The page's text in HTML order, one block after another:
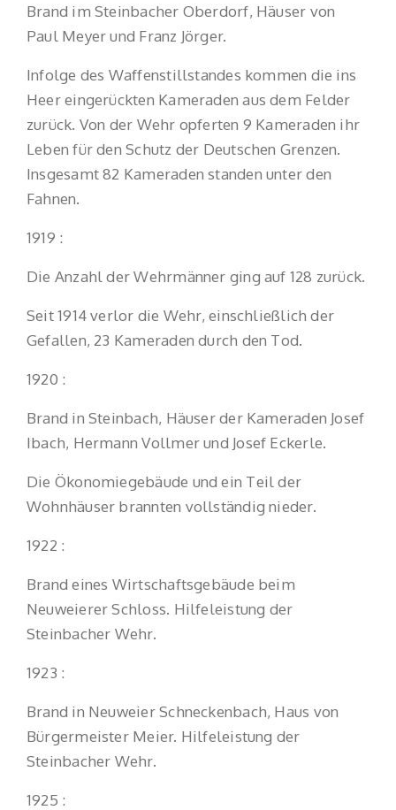
Brand im Steinbacher Oberdorf, Häuser von
Paul Meyer und Franz Jörger.
Infolge des Waffenstillstandes kommen die ins
Heer eingerückten Kameraden aus dem Felder
zurück. Von der Wehr opferten 9 Kameraden ihr
Leben für den Schutz der Deutschen Grenzen.
Insgesamt 82 Kameraden standen unter den
Fahnen.
1919 :
Die Anzahl der Wehrmänner ging auf 128 zurück.
Seit 1914 verlor die Wehr, einschließlich der
Gefallen, 23 Kameraden durch den Tod.
1920 :
Brand in Steinbach, Häuser der Kameraden Josef
Ibach, Hermann Vollmer und Josef Eckerle.
Die Ökonomiegebäude und ein Teil der
Wohnhäuser brannten vollständig nieder.
1922 :
Brand eines Wirtschaftsgebäude beim
Neuweierer Schloss. Hilfeleistung der
Steinbacher Wehr.
1923 :
Brand in Neuweier Schneckenbach, Haus von
Bürgermeister Meier. Hilfeleistung der
Steinbacher Wehr.
1925 :